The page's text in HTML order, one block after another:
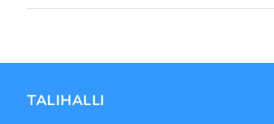
TALIHALLI